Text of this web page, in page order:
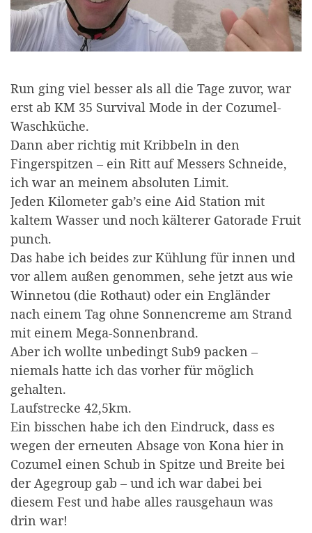
Run ging viel besser als all die Tage zuvor, war
erst ab KM 35 Survival Mode in der Cozumel-
Waschküche.
Dann aber richtig mit Kribbeln in den
Fingerspitzen – ein Ritt auf Messers Schneide,
ich war an meinem absoluten Limit.
Jeden Kilometer gab’s eine Aid Station mit
kaltem Wasser und noch kälterer Gatorade Fruit
punch.
Das habe ich beides zur Kühlung für innen und
vor allem außen genommen, sehe jetzt aus wie
Winnetou (die Rothaut) oder ein Engländer
nach einem Tag ohne Sonnencreme am Strand
mit einem Mega-Sonnenbrand.
Aber ich wollte unbedingt Sub9 packen –
niemals hatte ich das vorher für möglich
gehalten.
Laufstrecke 42,5km.
Ein bisschen habe ich den Eindruck, dass es
wegen der erneuten Absage von Kona hier in
Cozumel einen Schub in Spitze und Breite bei
der Agegroup gab – und ich war dabei bei
diesem Fest und habe alles rausgehaun was
drin war!